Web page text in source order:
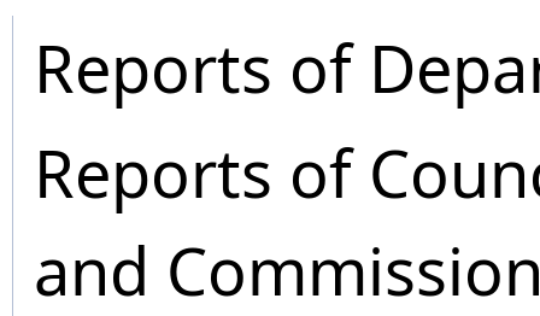
Reports of
Reports of
and